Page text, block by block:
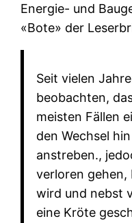
Energie- und
«Bote» der
Seit vielen
beobachten,
meisten Fällen
den Wechsel
anstreben.,
verloren gehen,
wird und nebst
eine Kröte